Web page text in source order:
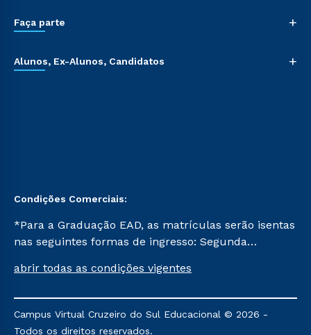
Faça parte +
Alunos, Ex-Alunos, Candidatos +
Condições Comerciais:
*Para a Graduação EAD, as matrículas serão isentas
nas seguintes formas de ingresso: Segunda
Já para as demais, a taxa de matrícula será de R$
mencionadas são referentes aos cursos: Ensino
Religioso, Geografia para a Docência e Metodologia
abrir todas as condições vigentes
Campus Virtual Cruzeiro do Sul Educacional © 2026 -
Todos os direitos reservados.